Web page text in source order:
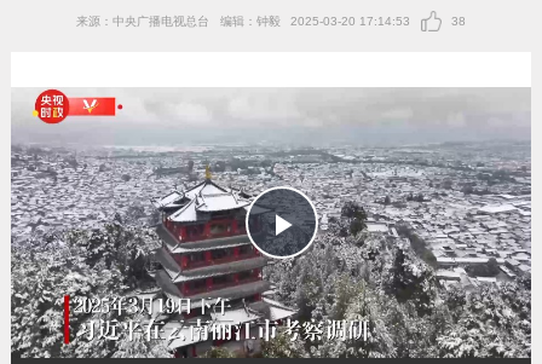
来源：中央广播电视总台 编辑：钟毅 2025-03-20 17:14:53 38
播
放